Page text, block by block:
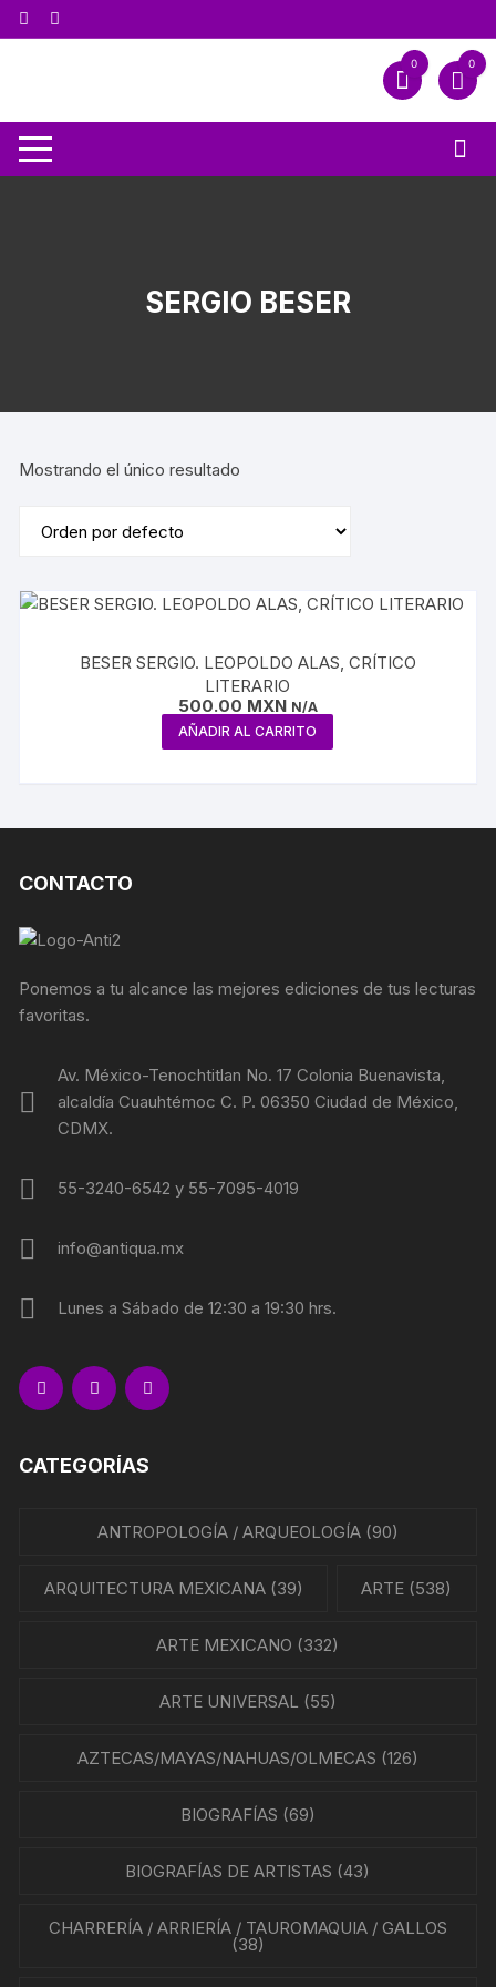
0 0
SERGIO BESER
Mostrando el único resultado
BESER SERGIO. LEOPOLDO ALAS, CRÍTICO
LITERARIO
500.00 MXN N/A
AÑADIR AL CARRITO
CONTACTO
Ponemos a tu alcance las mejores ediciones de tus lecturas
favoritas.
Av. México-Tenochtitlan No. 17 Colonia Buenavista,
alcaldía Cuauhtémoc C. P. 06350 Ciudad de México,
CDMX.
55-3240-6542 y 55-7095-4019
info@antiqua.mx
Lunes a Sábado de 12:30 a 19:30 hrs.
CATEGORÍAS
ANTROPOLOGÍA / ARQUEOLOGÍA(90)
ARQUITECTURA MEXICANA(39) ARTE (538)
ARTE MEXICANO (332)
ARTE UNIVERSAL (55)
AZTECAS/MAYAS/NAHUAS/OLMECAS (126)
BIOGRAFÍAS (69)
BIOGRAFÍAS DE ARTISTAS (43)
CHARRERÍA / ARRIERÍA / TAUROMAQUIA / GALLOS
(38)